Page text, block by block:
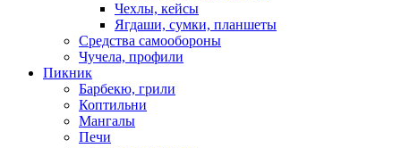
Чехлы, кейсы
Ягдаши, сумки, планшеты
Средства самообороны
Чучела, профили
Пикник
Барбекю, грили
Коптильни
Мангалы
Печи